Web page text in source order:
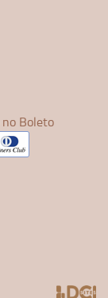
no Boleto